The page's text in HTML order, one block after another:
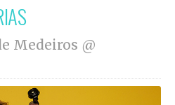
Medeiros @